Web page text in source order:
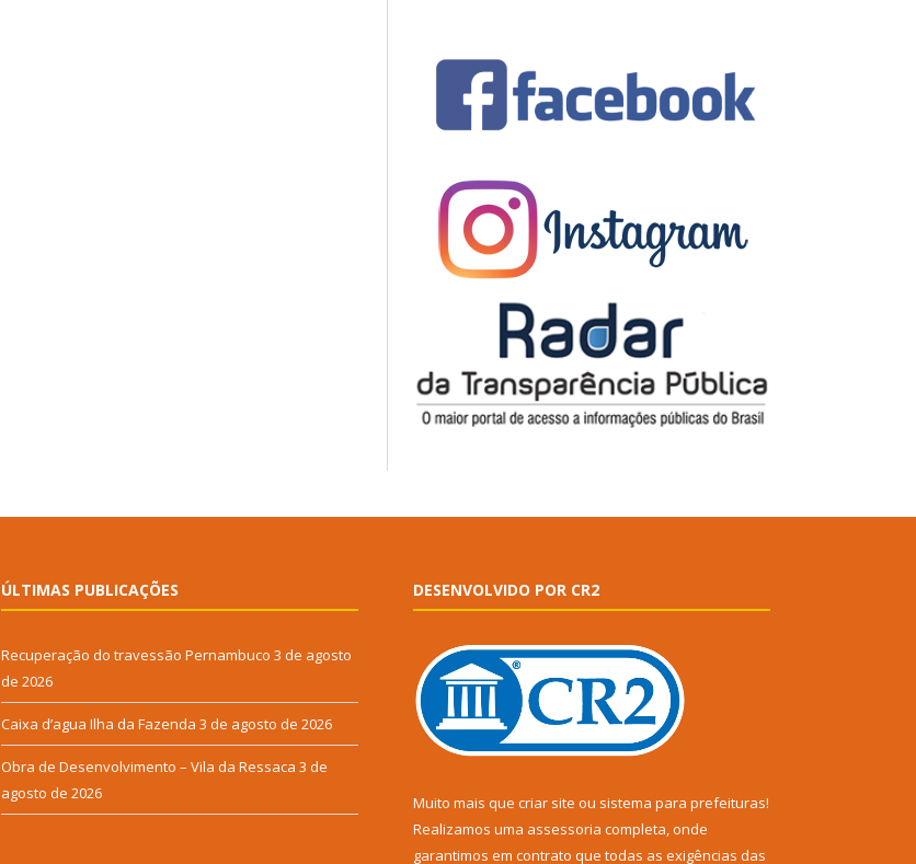
ÚLTIMAS PUBLICAÇÕES
Recuperação do travessão Pernambuco 3 de agosto
de 2026
Caixa d’agua Ilha da Fazenda 3 de agosto de 2026
Obra de Desenvolvimento – Vila da Ressaca 3 de
agosto de 2026
DESENVOLVIDO POR CR2
Muito mais que criar site ou sistema para prefeituras!
Realizamos uma assessoria completa, onde
garantimos em contrato que todas as exigências das